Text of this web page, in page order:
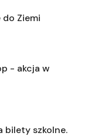
Ziemi
- akcja w
bilety szkolne.